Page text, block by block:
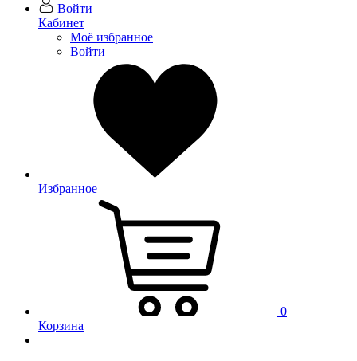
Войти
Кабинет
Моё избранное
Войти
Избранное
0
Корзина